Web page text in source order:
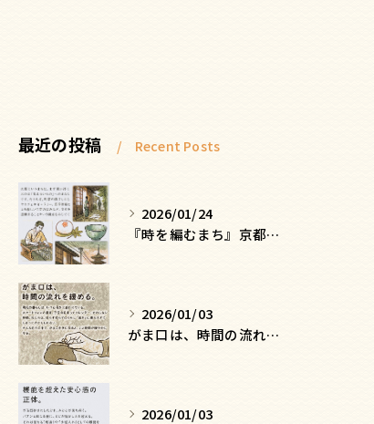
最近の投稿 Recent Posts
2026/01/24
『時を編むまち』京都ー日常にひそむ、静かな贅沢
2026/01/03
がま口は、時間の流れを緩める
2026/01/03